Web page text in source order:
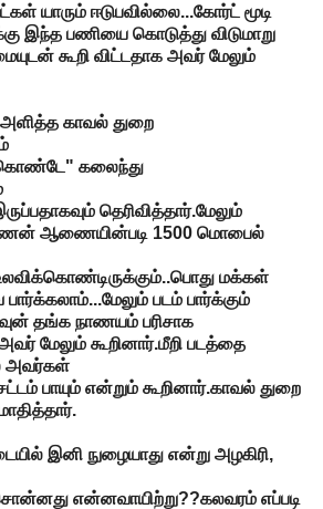
யாரும் ஈடுபவில்லை...கோர்ட் மூடி
இந்த பணியை கொடுத்து விடுமாறு
கூறி விட்டதாக அவர் மேலும்
அளித்த காவல் துறை
கலைந்து
தெரிவித்தார்.மேலும்
ஆணையின்படி 1500 மொபைல்
உலவிக்கொண்டிருக்கும்..பொது மக்கள்
படம் பார்க்கும்
தங்க நாணயம் பரிசாக
மேலும் கூறினார்.மீறி படத்தை
அவர்கள்
சட்டம் பாயும் என்றும் கூறினார்.காவல் துறை
இனி நுழையாது என்று அழகிரி,
என்னவாயிற்று??கலவரம் எப்படி